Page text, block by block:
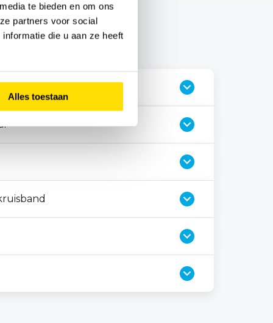
te bieden en om ons
partners voor social
die u aan ze heeft
Alles toestaan
(o.a. voorkeurshouding)